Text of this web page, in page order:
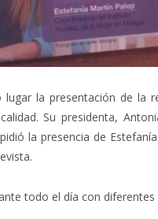
la presentación de la
Su presidenta,
la presencia de
todo el día con